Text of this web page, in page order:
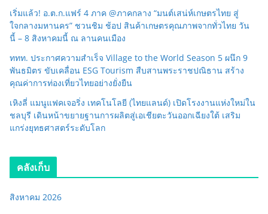
เริ่มแล้ว! อ.ต.ก.แฟร์ 4 ภาค @ภาคกลาง “มนต์เสน่ห์เกษตรไทย สู่
ใจกลางมหานคร” ชวนชิม ช้อป สินค้าเกษตรคุณภาพจากทั่วไทย วัน
นี้ – 8 สิงหาคมนี้ ณ ลานคนเมือง
ททท. ประกาศความสำเร็จ Village to the World Season 5 ผนึก 9
พันธมิตร ขับเคลื่อน ESG Tourism สืบสานพระราชปณิธาน สร้าง
คุณค่าการท่องเที่ยวไทยอย่างยั่งยืน
เหิงลี่ แมนูแฟคเจอริ่ง เทคโนโลยี (ไทยแลนด์) เปิดโรงงานแห่งใหม่ใน
ชลบุรี เดินหน้าขยายฐานการผลิตสู่เอเชียตะวันออกเฉียงใต้ เสริม
แกร่งยุทธศาสตร์ระดับโลก
คลังเก็บ
สิงหาคม 2026